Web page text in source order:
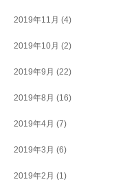
2019年11月 (4)
2019年10月 (2)
2019年9月 (22)
2019年8月 (16)
2019年4月 (7)
2019年3月 (6)
2019年2月 (1)